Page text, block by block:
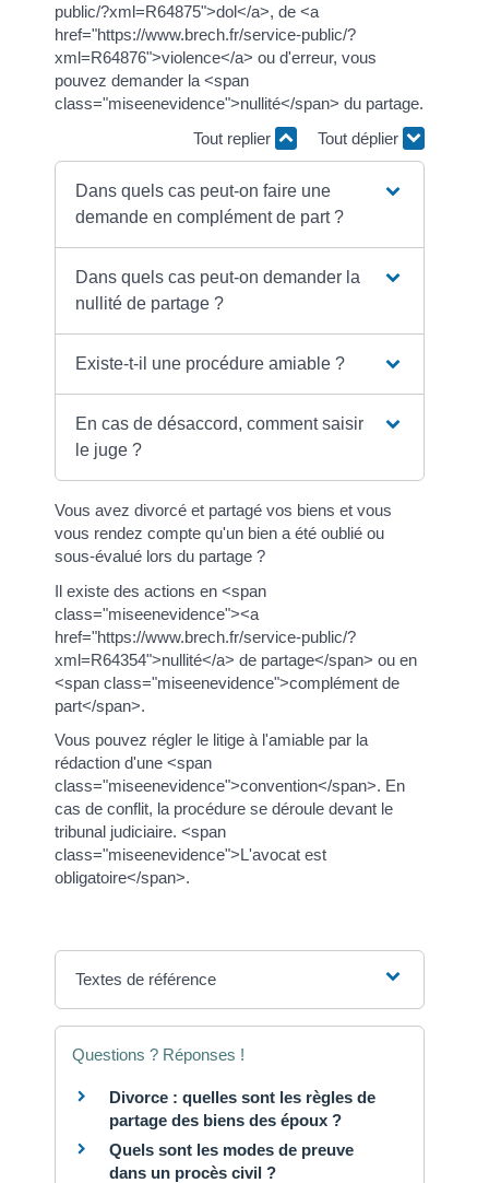
public/?xml=R64875">dol</a>, de <a
href="https://www.brech.fr/service-public/?
xml=R64876">violence</a> ou d'erreur, vous
pouvez demander la <span
class="miseenevidence">nullité</span> du partage.
Tout replier
Tout déplier
Dans quels cas peut-on faire une
demande en complément de part ?
Dans quels cas peut-on demander la
nullité de partage ?
Existe-t-il une procédure amiable ?
En cas de désaccord, comment saisir
le juge ?
Vous avez divorcé et partagé vos biens et vous
vous rendez compte qu'un bien a été oublié ou
sous-évalué lors du partage ?
Il existe des actions en <span
class="miseenevidence"><a
href="https://www.brech.fr/service-public/?
xml=R64354">nullité</a> de partage</span> ou en
<span class="miseenevidence">complément de
part</span>.
Vous pouvez régler le litige à l'amiable par la
rédaction d'une <span
class="miseenevidence">convention</span>. En
cas de conflit, la procédure se déroule devant le
tribunal judiciaire. <span
class="miseenevidence">L'avocat est
obligatoire</span>.
Textes de référence
Questions ? Réponses !
Divorce : quelles sont les règles de
partage des biens des époux ?
Quels sont les modes de preuve
dans un procès civil ?